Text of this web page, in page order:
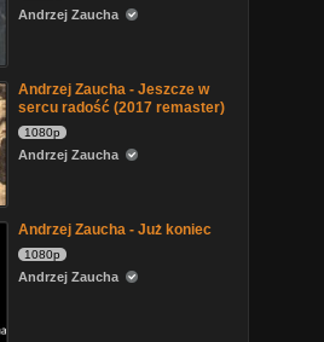
Andrzej Zaucha
Andrzej Zaucha - Jeszcze w
sercu radość (2017 remaster)
1080p
Andrzej Zaucha
Andrzej Zaucha - Już koniec
1080p
Andrzej Zaucha